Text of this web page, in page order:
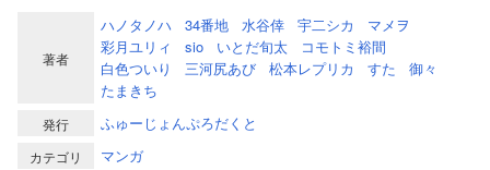
著者
ハノタノハ 34番地 水谷倖 宇二シカ
マメヲ
彩月ユリィ
sio いとだ旬太
コモトミ裕間
白色ついり
三河尻あび 松本レプリカ すた
御々
たまきち
発行 ふゅーじょんぷろだくと
カテゴリ マンガ